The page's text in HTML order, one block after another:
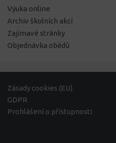
Výuka online
Archiv školních akcí
Zajímavé stránky
Objednávka obědů
Zásady cookies (EU)
GDPR
Prohlášení o přístupnosti